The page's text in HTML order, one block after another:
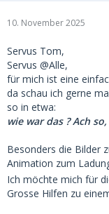
10. November 2025
Servus Tom,
Servus @Alle,
für mich ist eine
da schau ich gerne
so in etwa:
wie war das ? Ach
Besonders die Bilder
Animation zum
Ich möchte mich für
Grosse Hilfen zu